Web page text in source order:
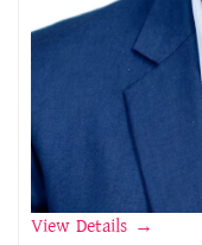
View Details →